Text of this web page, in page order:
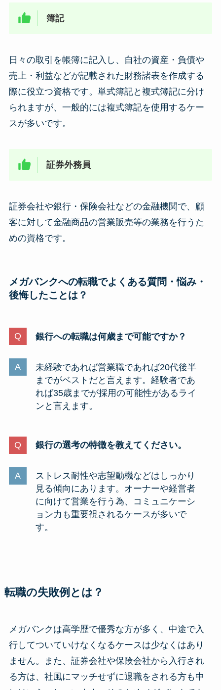
簿記
日々の取引を帳簿に記入し、自社の資産・負債や
売上・利益などが記載された財務諸表を作成する
際に役立つ資格です。単式簿記と複式簿記に分け
られますが、一般的には複式簿記を使用するケー
スが多いです。
証券外務員
証券会社や銀行・保険会社などの金融機関で、顧
客に対して金融商品の営業販売等の業務を行うた
めの資格です。
メガバンクへの転職でよくある質問・悩み・
後悔したことは？
銀行への転職は何歳まで可能ですか？
未経験であれば営業職であれば20代後半
までがベストだと言えます。経験者であ
れば35歳までが採用の可能性があるライ
ンと言えます。
銀行の選考の特徴を教えてください。
ストレス耐性や志望動機などはしっかり
見る傾向にあります。オーナーや経営者
に向けて営業を行う為、コミュニケーシ
ョン力も重要視されるケースが多いで
す。
転職の失敗例とは？
メガバンクは高学歴で優秀な方が多く、中途で入
行してついていけなくなるケースは少なくはあり
ません。また、証券会社や保険会社から入行され
る方は、社風にマッチせずに退職をされる方も中